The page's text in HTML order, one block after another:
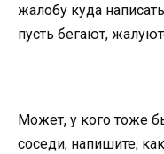
жалобу куда
пусть бегают,
Может, у кого тоже
соседи, напишите,